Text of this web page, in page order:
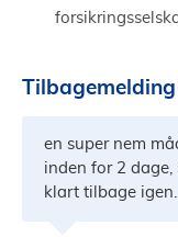
en super nem
inden for 2
klart tilbage igen.